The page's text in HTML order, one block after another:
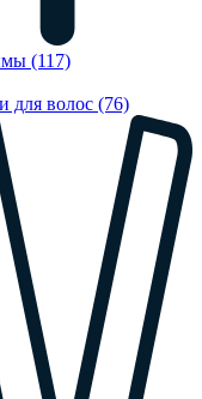
(117)
для волос (76)